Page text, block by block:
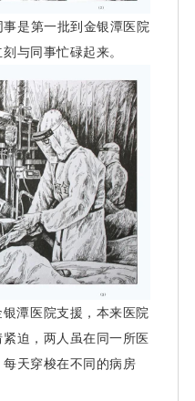
是第一批到金银潭医院
与同事忙碌起来。
潭医院支援，本来医院
迫，两人虽在同一所医
每天穿梭在不同的病房